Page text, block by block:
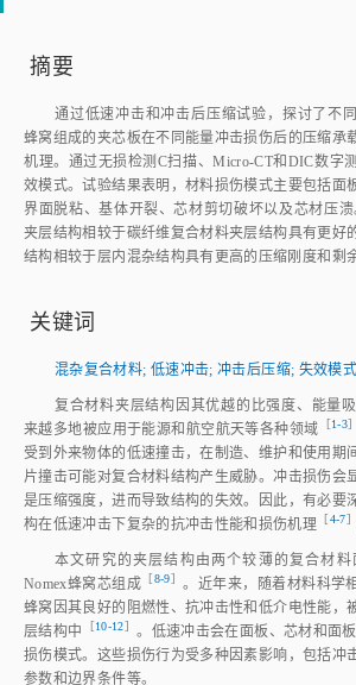
摘要
通过低速冲击和冲击后压缩试验，探讨了不
蜂窝组成的夹芯板在不同能量冲击损伤后的压缩承
机理。通过无损检测C扫描、Micro‑CT和DIC数字
效模式。试验结果表明，材料损伤模式主要包括面
界面脱粘、基体开裂、芯材剪切破坏以及芯材压
夹层结构相较于碳纤维复合材料夹层结构具有更好
结构相较于层内混杂结构具有更高的压缩刚度和剩
关键词
混杂复合材料; 低速冲击;冲击后压缩; 失效模式
复合材料夹层结构因其优越的比强度、能量
来越多地被应用于能源和航空航天等各种领域 ［1‑3］
受到外来物体的低速撞击，在制造、维护和使用期
片撞击可能对复合材料结构产生威胁。冲击损伤会
是压缩强度，进而导致结构的失效。因此，有必要
构在低速冲击下复杂的抗冲击性能和损伤机理 ［4‑7］
本文研究的夹层结构由两个较薄的复合材
Nomex蜂窝芯组 成 ［8‑9］ 。近年来，随着材料科学
蜂窝因其良好的阻燃性、抗冲击性和低介电性能，
层结构中 ［10‑12］ 。低速冲击会在面板、芯材和面
损伤模式。这些损伤行为受多种因素影响，包括冲
参数和边界条件等。